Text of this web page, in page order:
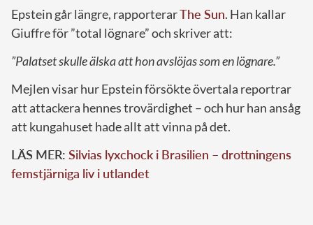
Epstein går längre, rapporterarThe Sun. Han kallar
Giuffre för ”total lögnare” och skriver att:
”Palatset skulle älska att hon avslöjas som en lögnare.”
Mejlen visar hur Epstein försökte övertala reportrar
att attackera hennes trovärdighet – och hur han ansåg
att kungahuset hade allt att vinna på det.
LÄS MER: Silvias lyxchock i Brasilien – drottningens
femstjärniga liv i utlandet